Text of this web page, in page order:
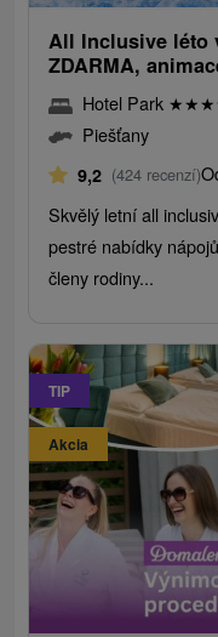
All Inclusive léto
ZDARMA,
Hotel Park ★★★
Piešťany
9,2 (424 recenzí)
Skvělý letní all
pestré nabídky
členy rodiny...
TIP
Akcia